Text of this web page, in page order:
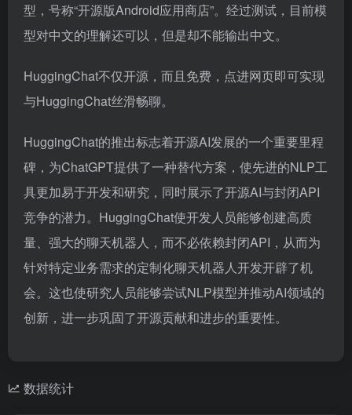
型，号称“开源版Android应用商店”。经过测试，目前模
型对中文的理解还可以，但是却不能输出中文。
HuggingChat不仅开源，而且免费，点进网页即可实现
与HuggingChat丝滑畅聊。
HuggingChat的推出标志着开源AI发展的一个重要里程
碑，为ChatGPT提供了一种替代方案，使先进的NLP工
具更加易于开发和研究，同时展示了开源AI与封闭API
竞争的潜力。HuggingChat使开发人员能够创建高质
量、强大的聊天机器人，而不必依赖封闭API，从而为
针对特定业务需求的定制化聊天机器人开发开辟了机
会。这也使研究人员能够尝试NLP模型并推动AI领域的
创新，进一步巩固了开源贡献和进步的重要性。
数据统计